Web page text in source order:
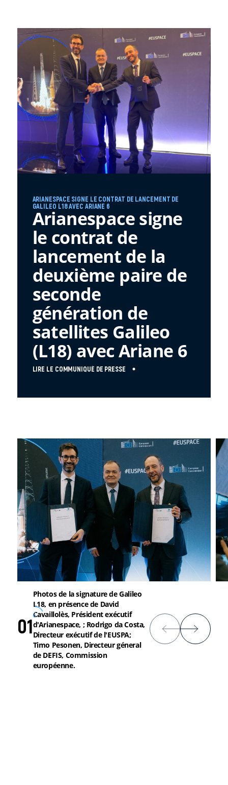
FR
ARIANESPACE SIGNE LE CONTRAT DE LANCEMENT DE
GALILEO L18 AVEC ARIANE 6
Arianespace signe
le contrat de
lancement de la
deuxième paire de
seconde
génération de
satellites Galileo
(L18) avec Ariane 6
LIRE LE COMMUNIQUÉ DE PRESSE
016
Photos de la signature de Galileo
L18, en présence de David
Cavaillolès, Président exécutif
d'Arianespace, ; Rodrigo da Costa,
Directeur exécutif de l'EUSPA;
Timo Pesonen, Directeur géneral
de DEFIS, Commission
européenne.